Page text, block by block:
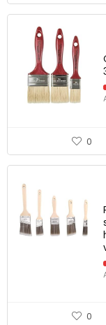
0
0